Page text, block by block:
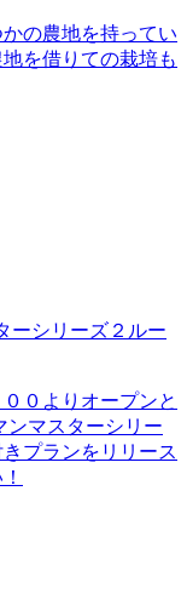
の農地を持ってい
を借りての栽培も
ーシリーズ２ルー
０よりオープンと
ンマスターシリー
プランをリリース